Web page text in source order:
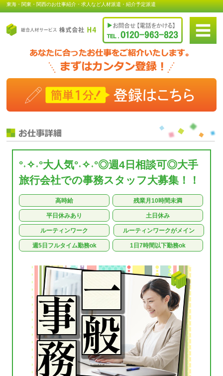
東海・関東・関西のお仕事紹介・求人など人材派遣・紹介予定派遣
°˖✧˖°大人気°˖✧˖°◎週4日相談可◎大手
旅行会社での事務スタッフ大募集！！
高時給 残業月10時間未満
平日休みあり 土日休み
ルーティンワーク ルーティンワークがメイン
週5日フルタイム勤務ok 1日7時間以下勤務ok